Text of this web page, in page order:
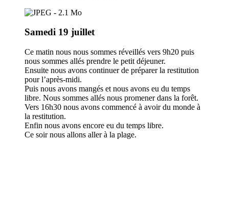
Samedi 19 juillet
Ce matin nous nous sommes réveillés vers 9h20 puis
nous sommes allés prendre le petit déjeuner.
Ensuite nous avons continuer de préparer la restitution
pour l’après-midi.
Puis nous avons mangés et nous avons eu du temps
libre. Nous sommes allés nous promener dans la forêt.
Vers 16h30 nous avons commencé à avoir du monde à
la restitution.
Enfin nous avons encore eu du temps libre.
Ce soir nous allons aller à la plage.